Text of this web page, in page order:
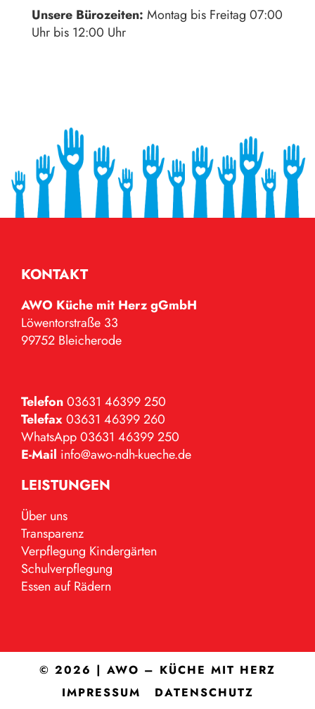
Unsere Bürozeiten: Montag bis Freitag 07:00
Uhr bis 12:00 Uhr
KONTAKT
AWO Küche mit Herz gGmbH
Löwentorstraße 33
99752 Bleicherode
Telefon03631 46399 250
Telefax03631 46399 260
WhatsApp 03631 46399 250
E-Mail info@awo-ndh-kueche.de
LEISTUNGEN
Über uns
Transparenz
Verpflegung Kindergärten
Schulverpflegung
Essen auf Rädern
© 2026 | AWO – KÜCHE MIT HERZ
IMPRESSUM
DATENSCHUTZ